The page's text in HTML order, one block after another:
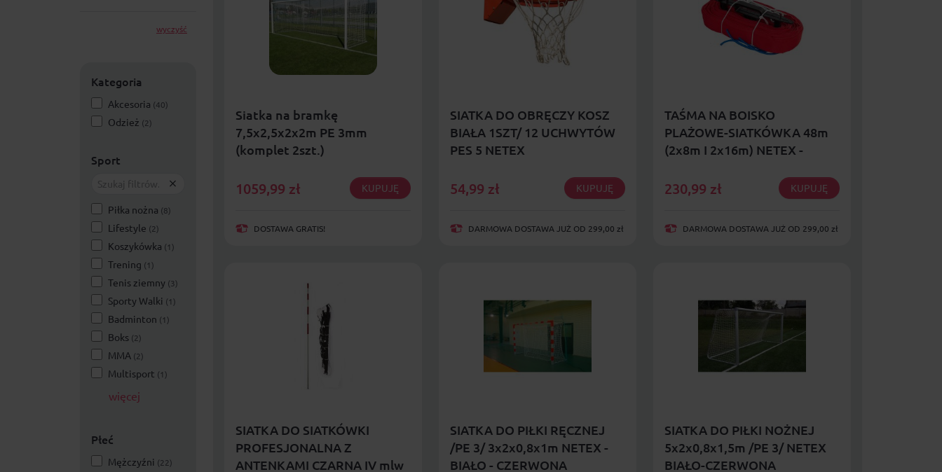
wyczyść
Kategoria
Akcesoria (40)
Odzież (2)
Sport
Piłka nożna (8)
Lifestyle (2)
Koszykówka (1)
Trening (1)
Tenis ziemny (3)
Sporty Walki (1)
Badminton (1)
Boks (2)
MMA (2)
Multisport (1)
więcej
Płeć
Mężczyźni (22)
Siatka na bramkę
7,5x2,5x2x2m PE 3mm
(komplet 2szt.)
1059,99 zł KUPUJĘ
DOSTAWA GRATIS!
SIATKA DO OBRĘCZY KOSZ
BIAŁA 1SZT/ 12 UCHWYTÓW
PES 5 NETEX
54,99 zł KUPUJĘ
DARMOWA DOSTAWA JUŻ OD 299,00 zł
TAŚMA NA BOISKO
PLAŻOWE-SIATKÓWKA 48m
(2x8m I 2x16m) NETEX -
230,99 zł KUPUJĘ
DARMOWA DOSTAWA JUŻ OD 299,00 zł
SIATKA DO SIATKÓWKI
PROFESJONALNA Z
ANTENKAMI CZARNA IV mlw
SIATKA DO PIŁKI RĘCZNEJ
/PE 3/ 3x2x0,8x1m NETEX -
BIAŁO - CZERWONA
SIATKA DO PIŁKI NOŻNEJ
5x2x0,8x1,5m /PE 3/ NETEX
BIAŁO-CZERWONA